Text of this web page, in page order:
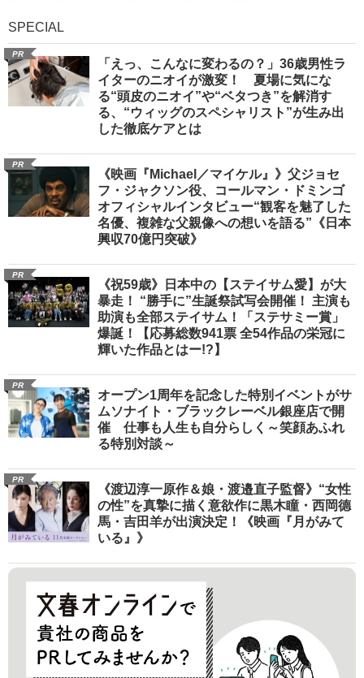
SPECIAL
PR
「えっ、こんなに変わるの？」36歳男性ラ
イターのニオイが激変！ 夏場に気にな
る“頭皮のニオイ”や“ベタつき”を解消す
る、“ウィッグのスペシャリスト”が生み出
した徹底ケアとは
PR
《映画『Michael／マイケル』》父ジョセ
フ・ジャクソン役、コールマン・ドミンゴ
オフィシャルインタビュー“観客を魅了した
名優、複雑な父親像への想いを語る”《日本
興収70億円突破》
PR
《祝59歳》日本中の【ステイサム愛】が大
暴走！ “勝手に”生誕祭試写会開催！ 主演も
助演も全部ステイサム！「ステサミー賞」
爆誕！【応募総数941票 全54作品の栄冠に
輝いた作品とはー!?】
PR
オープン1周年を記念した特別イベントがサ
ムソナイト・ブラックレーベル銀座店で開
催 仕事も人生も自分らしく～笑顔あふれ
る特別対談～
PR
《渡辺淳一原作＆娘・渡邉直子監督》“女性
の性”を真摯に描く意欲作に黒木瞳・西岡德
馬・吉田羊が出演決定！《映画『月がみて
いる』》